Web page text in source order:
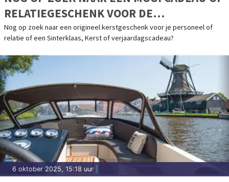
RELATIEGESCHENK VOOR DE
FEESTDAGEN?
Nog op zoek naar een origineel kerstgeschenk voor je personeel of
relatie of een Sinterklaas, Kerst of verjaardagscadeau?
6 oktober 2025, 15:18 uur